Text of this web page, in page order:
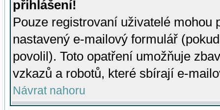
přihlášení!
Pouze registrovaní uživatelé mohou
nastavený e-mailový formulář
povolil). Toto opatření umožňuje
vzkazů a robotů, které sbírají e-
Návrat nahoru